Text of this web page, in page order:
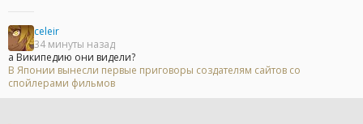
celeir
34 минуты назад
а Википедию они видели?
В Японии вынесли первые приговоры создателям сайтов со
спойлерами фильмов